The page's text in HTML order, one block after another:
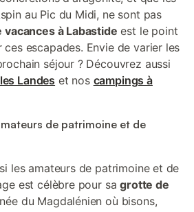
au Pic du Midi, ne sont pas
vacances à Labastide est le point
escapades. Envie de varier les
séjour ? Découvrez aussi
Landes et nos campings à
de patrimoine et de
les amateurs de patrimoine et de
est célèbre pour sagrotte de
du Magdalénien où bisons,